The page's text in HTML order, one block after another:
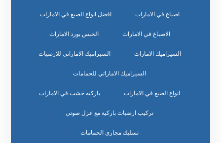
اصباغ في الامارات افضل انواع الصبغ في الامارات
الاصباغ في الامارات الجبس بورد الامارات
السيراميك الامارات السيراميك الاماراتي للارضيات
السيراميك الاماراتي للحمامات
انواع الصبغ في الامارات باركيه خشب في الامارات
تركيب ارضيات باركية مع عزل صوتي
تسليك مجاري الحمامات